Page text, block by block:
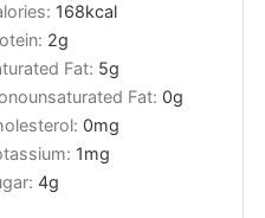
168kcal
2g
Fat: 5g
Fat: 0g
0mg
1mg
4g